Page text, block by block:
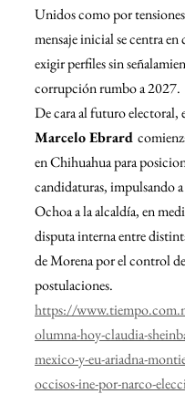
Unidos como por
mensaje inicial se centra en
exigir perfiles sin
corrupción rumbo a 2027.
De cara al futuro electoral,
Marcelo Ebrard
en Chihuahua para
candidaturas, impulsando
Ochoa a la alcaldía, en
disputa interna entre
de Morena por el control
postulaciones.
https://
olumna-hoy-claudia-
mexico-y-eu-ariadna-
occisos-ine-por-narco-